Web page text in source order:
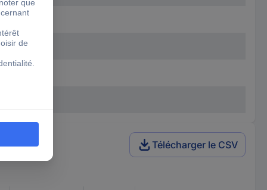
Télécharger le CSV